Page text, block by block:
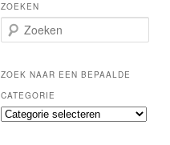
ZOEKEN
o
k
n
ZOEK NAAR EEN BEPAALDE
CATEGORIE
Z